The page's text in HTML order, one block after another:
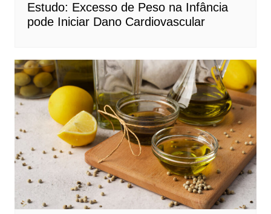
Estudo: Excesso de Peso na Infância
pode Iniciar Dano Cardiovascular